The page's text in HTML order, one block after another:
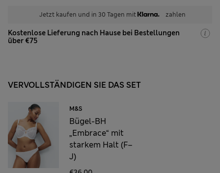
Jetzt kaufen und in 30 Tagen mit zahlen
Kostenlose Lieferung nach Hause bei Bestellungen
über €75
VERVOLLSTÄNDIGEN SIE DAS SET
M&S
Bügel-BH
„Embrace“ mit
starkem Halt (F–
J)